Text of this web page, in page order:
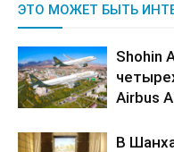
ЭТО МОЖЕТ БЫТЬ
Shohin
Airbus
В